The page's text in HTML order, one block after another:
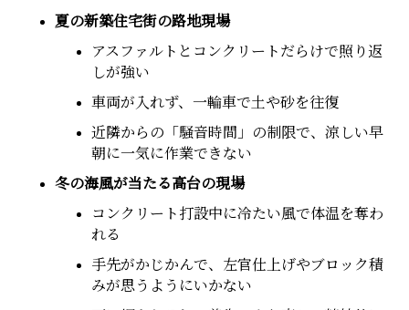
夏の新築住宅街の路地現場
アスファルトとコンクリートだらけで照り返
しが強い
車両が入れず、一輪車で土や砂を往復
近隣からの「騒音時間」の制限で、涼しい早
朝に一気に作業できない
冬の海風が当たる高台の現場
コンクリート打設中に冷たい風で体温を奪わ
れる
手先がかじかんで、左官仕上げやブロック積
みが思うようにいかない